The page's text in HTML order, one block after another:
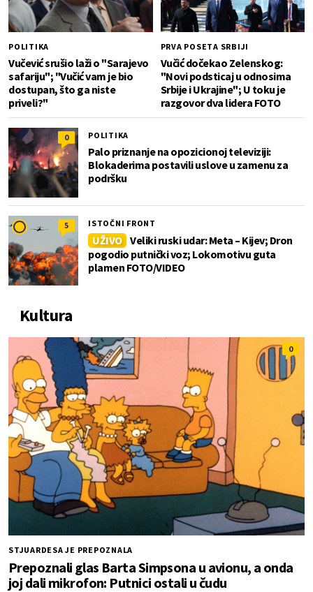
POLITIKA
Vučević srušio laži o "Sarajevo
safariju"; "Vučić vam je bio
dostupan, što ga niste
priveli?"
PRVA POSETA SRBIJI
Vučić dočekao Zelenskog:
"Novi podsticaj u odnosima
Srbije i Ukrajine"; U toku je
razgovor dva lidera FOTO
0 POLITIKA
Palo priznanje na opozicionoj televiziji:
Blokaderima postavili uslove u zamenu za
podršku
5 ISTOČNI FRONT
UŽIVO Veliki ruski udar: Meta – Kijev; Dron
pogodio putnički voz; Lokomotivu guta
plamen FOTO/VIDEO
Kultura
0
STJUARDESA JE PREPOZNALA
Prepoznali glas Barta Simpsona u avionu, a onda
joj dali mikrofon: Putnici ostali u čudu